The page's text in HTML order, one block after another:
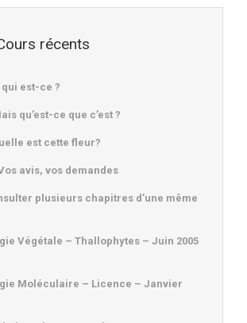
récents
qui est-ce ?
qu’est-ce que c’est ?
est cette fleur?
avis, vos demandes
plusieurs chapitres d’une même
Végétale – Thallophytes – Juin 2005
Moléculaire – Licence – Janvier